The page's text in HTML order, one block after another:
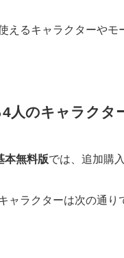
えるキャラクターや
人のキャラクタ
本無料版では、追加購
ャラクターは次の通り